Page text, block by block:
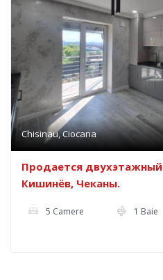
Chisinau, Ciocana
Продается
Кишинёв, Чеканы.
5 Camere 1 Baie